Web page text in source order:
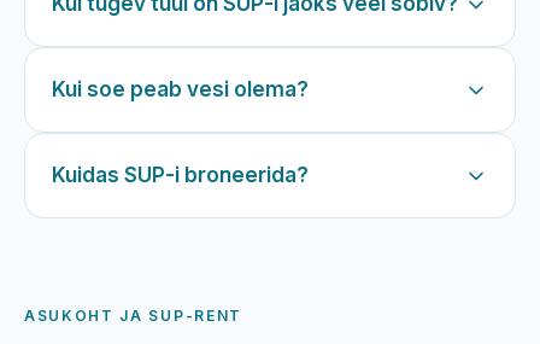
Kui soe peab vesi olema?
Kuidas SUP-i broneerida?
ASUKOHT JA SUP-RENT